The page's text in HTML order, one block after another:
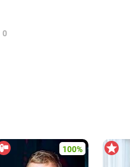
0
100%